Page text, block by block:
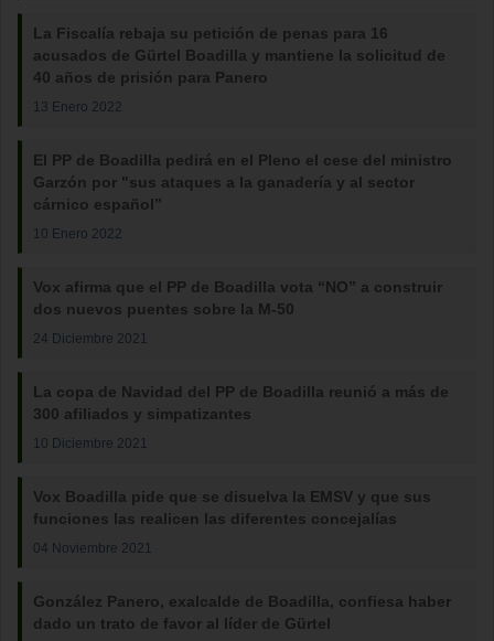
La Fiscalía rebaja su petición de penas para 16
acusados de Gürtel Boadilla y mantiene la solicitud de
40 años de prisión para Panero
13 Enero 2022
El PP de Boadilla pedirá en el Pleno el cese del ministro
Garzón por "sus ataques a la ganadería y al sector
cárnico español”
10 Enero 2022
Vox afirma que el PP de Boadilla vota “NO” a construir
dos nuevos puentes sobre la M-50
24 Diciembre 2021
La copa de Navidad del PP de Boadilla reunió a más de
300 afiliados y simpatizantes
10 Diciembre 2021
Vox Boadilla pide que se disuelva la EMSV y que sus
funciones las realicen las diferentes concejalías
04 Noviembre 2021
González Panero, exalcalde de Boadilla, confiesa haber
dado un trato de favor al líder de Gürtel